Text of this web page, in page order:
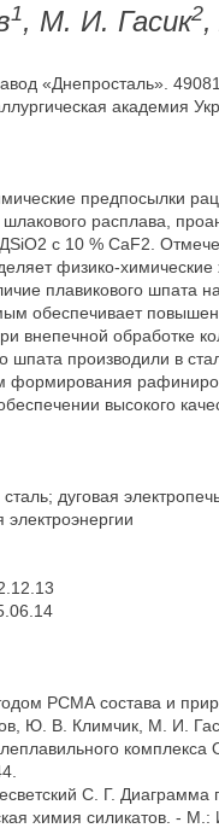
1, М. И. Гасик2,
«Днепросталь».
академия
предпосылки
расплава,
с 10 % CaF2.
физико-
плавикового
обеспечивает
внепечной обработке
шпата производили в
высокого
сталь; дуговая
РСМА состава и
Ю. В. Климчик, М. И.
С. Г.
химия силикатов. - М.: